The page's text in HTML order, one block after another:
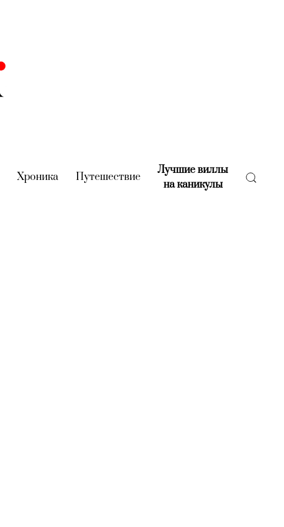
(current)
Хроника (current)
Путешествие(current)
Лучшие виллы
на каникулы(current)